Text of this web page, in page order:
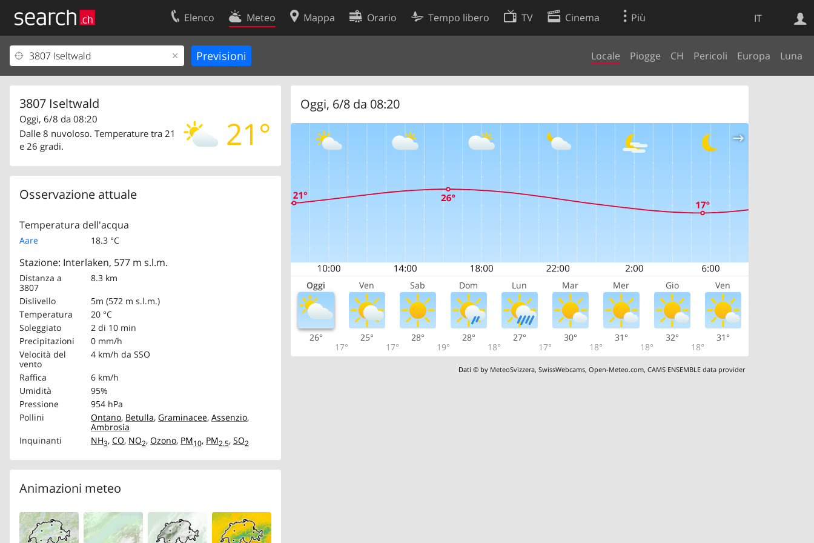
IT
Elenco Meteo Mappa Orario Tempo libero TV Cinema Più
Locale Piogge CH Pericoli Europa Luna
3807 Iseltwald
21°
Oggi, 6/8 da 08:20
Dalle 8 nuvoloso. Temperature tra 21
e 26 gradi.
Osservazione attuale
Temperatura dell'acqua
Aare 18.3 °C
Stazione: Interlaken, 577 m s.l.m.
Distanza a
3807
8.3 km
Dislivello
5m (572 m s.l.m.)
Temperatura
20 °C
Soleggiato
2 di 10 min
Precipitazioni
0 mm/h
Velocità del
vento
4 km/h da SSO
Raffica
6 km/h
Umidità
95%
Pressione
954 hPa
Pollini
Ontano, Betulla, Graminacee, Assenzio,
Ambrosia
Inquinanti
NH3, CO, NO2, Ozono, PM10, PM2.5, SO2
Animazioni meteo
Oggi, 6/8 da 08:20
Oggi Ven Sab Dom Lun Mar Mer Gio Ven
26°
17°
25°
17°
28°
19°
28°
18°
27°
17°
30°
18°
31°
18°
32°
18°
31°
Dati © by MeteoSvizzera,SwissWebcams,Open-Meteo.com,CAMS ENSEMBLE data provider
Ricerca Web
Il vostro profolio
Area clienti
Informazioni Legali
Contatti
Condizioni d’uso
Preferenze cookie